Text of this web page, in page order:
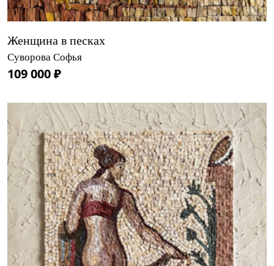
Женщина в песках
Суворова Софья
109 000 ₽